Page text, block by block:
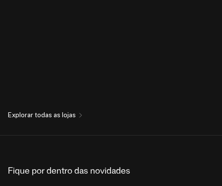
Explorar todas as lojas
Fique por dentro das novidades